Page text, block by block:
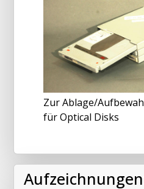
Zur Ablage/
für Optical Disks